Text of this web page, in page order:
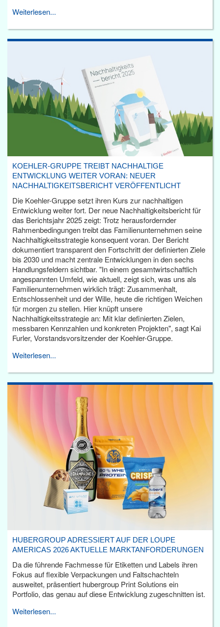
Weiterlesen...
KOEHLER-GRUPPE TREIBT NACHHALTIGE
ENTWICKLUNG WEITER VORAN: NEUER
NACHHALTIGKEITSBERICHT VERÖFFENTLICHT
Die Koehler-Gruppe setzt ihren Kurs zur nachhaltigen
Entwicklung weiter fort. Der neue Nachhaltigkeitsbericht für
das Berichtsjahr 2025 zeigt: Trotz herausfordernder
Rahmenbedingungen treibt das Familienunternehmen seine
Nachhaltigkeitsstrategie konsequent voran. Der Bericht
dokumentiert transparent den Fortschritt der definierten Ziele
bis 2030 und macht zentrale Entwicklungen in den sechs
Handlungsfeldern sichtbar. "In einem gesamtwirtschaftlich
angespannten Umfeld, wie aktuell, zeigt sich, was uns als
Familienunternehmen wirklich trägt: Zusammenhalt,
Entschlossenheit und der Wille, heute die richtigen Weichen
für morgen zu stellen. Hier knüpft unsere
Nachhaltigkeitsstrategie an: Mit klar definierten Zielen,
messbaren Kennzahlen und konkreten Projekten", sagt Kai
Furler, Vorstandsvorsitzender der Koehler-Gruppe.
Weiterlesen...
HUBERGROUP ADRESSIERT AUF DER LOUPE
AMERICAS 2026 AKTUELLE MARKTANFORDERUNGEN
Da die führende Fachmesse für Etiketten und Labels ihren
Fokus auf flexible Verpackungen und Faltschachteln
ausweitet, präsentiert hubergroup Print Solutions ein
Portfolio, das genau auf diese Entwicklung zugeschnitten ist.
Weiterlesen...